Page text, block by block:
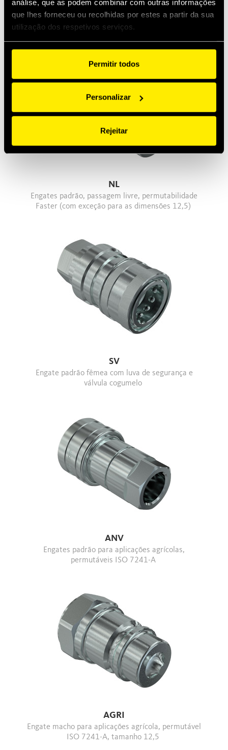
análise, que as podem combinar com outras informações
que lhes forneceu ou recolhidas por estes a partir da sua
utilização dos respetivos serviços.
Permitir todos
Personalizar
Rejeitar
NS
Engate padrão com válvula de esfera.
Permutabilidade Faster ( com exceção das dimensões
12,5)
NL
Engates padrão, passagem livre, permutabilidade
Faster (com exceção para as dimensões 12,5)
SV
Engate padrão fêmea com luva de segurança e
válvula cogumelo
ANV
Engates padrão para aplicações agrícolas,
permutáveis ISO 7241-A
AGRI
Engate macho para aplicações agrícola, permutável
ISO 7241-A, tamanho 12,5